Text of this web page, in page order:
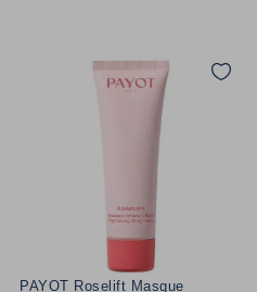
PAYOT Roselift Masque